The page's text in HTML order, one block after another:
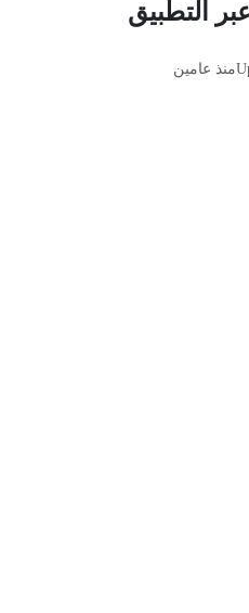
التطبيق
منذ عامين